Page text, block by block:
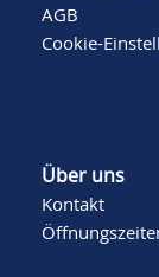
AGB
Cookie-
Über uns
Kontakt